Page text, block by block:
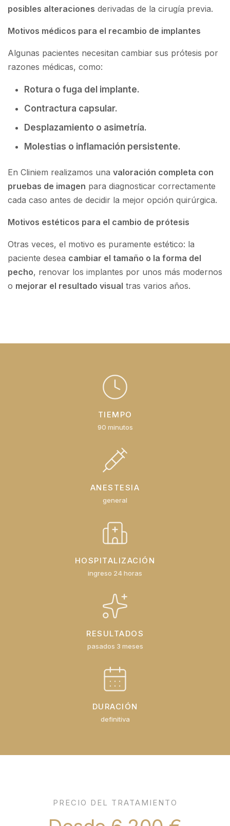
posibles alteraciones derivadas de la cirugía previa.
Motivos médicos para el recambio de implantes
Algunas pacientes necesitan cambiar sus prótesis por
razones médicas, como:
Rotura o fuga del implante.
Contractura capsular.
Desplazamiento o asimetría.
Molestias o inflamación persistente.
En Cliniem realizamos una valoración completa con
pruebas de imagen para diagnosticar correctamente
cada caso antes de decidir la mejor opción quirúrgica.
Motivos estéticos para el cambio de prótesis
Otras veces, el motivo es puramente estético: la
paciente desea cambiar el tamaño o la forma del
pecho, renovar los implantes por unos más modernos
o mejorar el resultado visual tras varios años.
TIEMPO
90 minutos
ANESTESIA
general
HOSPITALIZACIÓN
ingreso 24 horas
RESULTADOS
pasados 3 meses
DURACIÓN
definitiva
PRECIO DEL TRATAMIENTO